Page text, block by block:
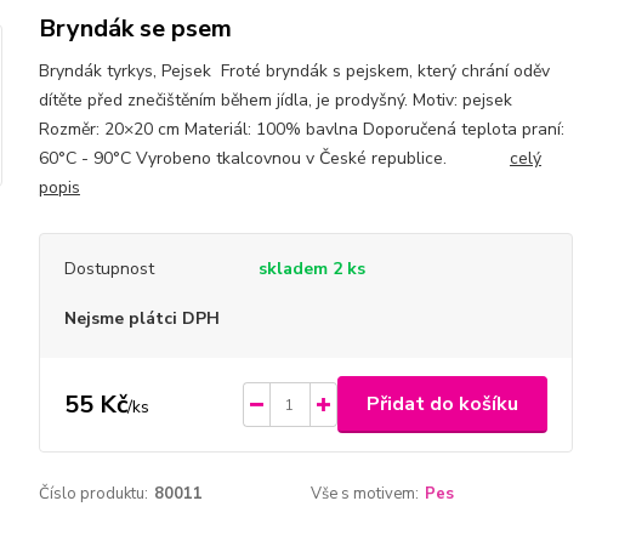
Bryndák se psem
Bryndák tyrkys, Pejsek Froté bryndák s pejskem, který chrání oděv
dítěte před znečištěním během jídla, je prodyšný. Motiv: pejsek
Rozměr: 20×20 cm Materiál: 100% bavlna Doporučená teplota praní:
60°C - 90°C Vyrobeno tkalcovnou v České republice. celý
popis
Dostupnost skladem 2 ks
Nejsme plátci DPH
55 Kč/ks Přidat do košíku
Číslo produktu: 80011 Vše s motivem: Pes